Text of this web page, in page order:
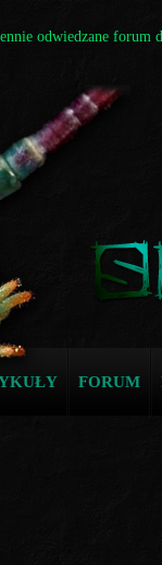
odwiedzane forum
FORUM